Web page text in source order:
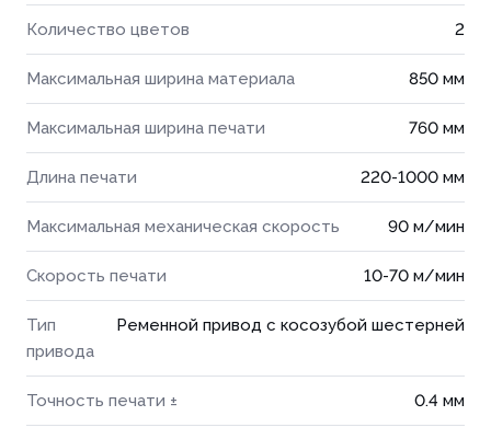
Количество цветов 2
Максимальная ширина материала 850 мм
Максимальная ширина печати 760 мм
Длина печати 220-1000 мм
Максимальная механическая скорость 90 м/мин
Скорость печати 10-70 м/мин
Тип
привода
Ременной привод с косозубой шестерней
Точность печати ± 0.4 мм